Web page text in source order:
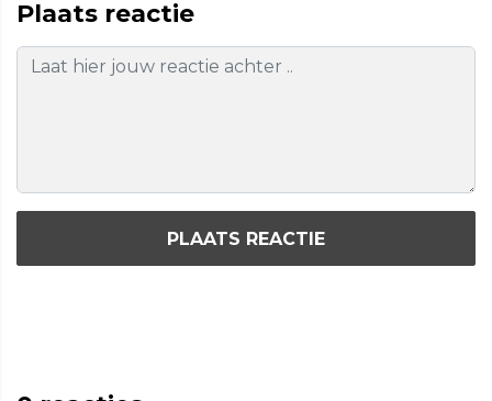
Plaats reactie
PLAATS REACTIE